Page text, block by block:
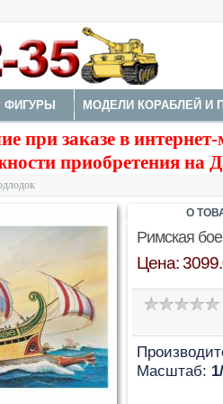
ФИГУРЫ МОДЕЛИ КОРАБЛЕЙ И
ИНСТРУМЕНТЫ
при заказе в
приобретения на
Римская
Цена:
Масштаб:
О